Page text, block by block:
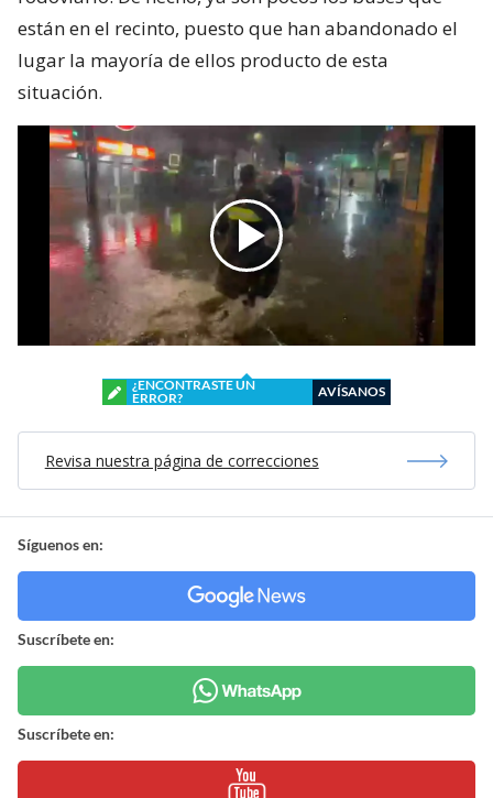
están en el recinto, puesto que han abandonado el
lugar la mayoría de ellos producto de esta
situación.
¿ENCONTRASTE UN
ERROR?
AVÍSANOS
Revisa nuestra página de correcciones
Síguenos en:
Suscríbete en:
Suscríbete en: